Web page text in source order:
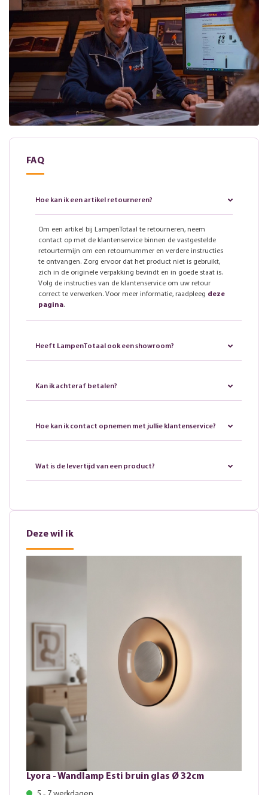
FAQ
Hoe kan ik een artikel retourneren?
Om een artikel bij LampenTotaal te retourneren, neem
contact op met de klantenservice binnen de vastgestelde
retourtermijn om een retournummer en verdere instructies
te ontvangen. Zorg ervoor dat het product niet is gebruikt,
zich in de originele verpakking bevindt en in goede staat is.
Volg de instructies van de klantenservice om uw retour
correct te verwerken. Voor meer informatie, raadpleeg deze
pagina.
Heeft LampenTotaal ook een showroom?
Kan ik achteraf betalen?
Hoe kan ik contact opnemen met jullie klantenservice?
Wat is de levertijd van een product?
Deze wil ik
Lyora - Wandlamp Esti bruin glas Ø 32cm